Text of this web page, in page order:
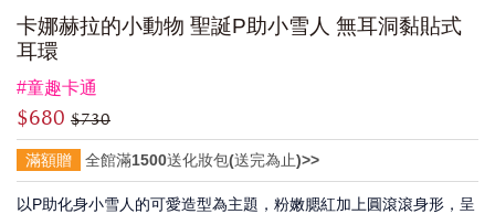
卡娜赫拉的小動物 聖誕P助小雪人 無耳洞黏貼式
耳環
#童趣卡通
$680 $730
滿額贈 全館滿1500送化妝包(送完為止)>>
以P助化身小雪人的可愛造型為主題，粉嫩腮紅加上圓滾滾身形，呈